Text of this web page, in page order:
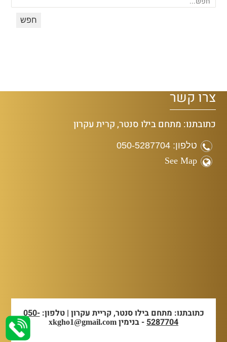
צרו קשר
כתובתנו: מתחם בילו סנטר, קרית עקרון
טלפון: 050-5287704
See Map
כתובתנו: מתחם בילו סנטר, קריית עקרון | טלפון:050-
5287704- בנימין xkgho1@gmail.com